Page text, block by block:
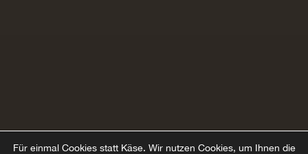
Für einmal Cookies statt Käse. Wir nutzen Cookies, um Ihnen die